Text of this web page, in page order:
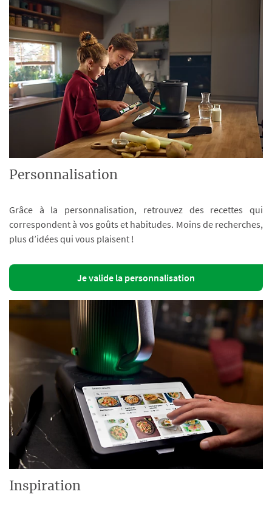
Personnalisation
Grâce à la personnalisation, retrouvez des recettes qui
correspondent à vos goûts et habitudes. Moins de recherches,
plus d’idées qui vous plaisent !
Je valide la personnalisation
Inspiration